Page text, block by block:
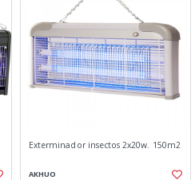
Exterminador insectos 2x20w. 150m2
AKHUO